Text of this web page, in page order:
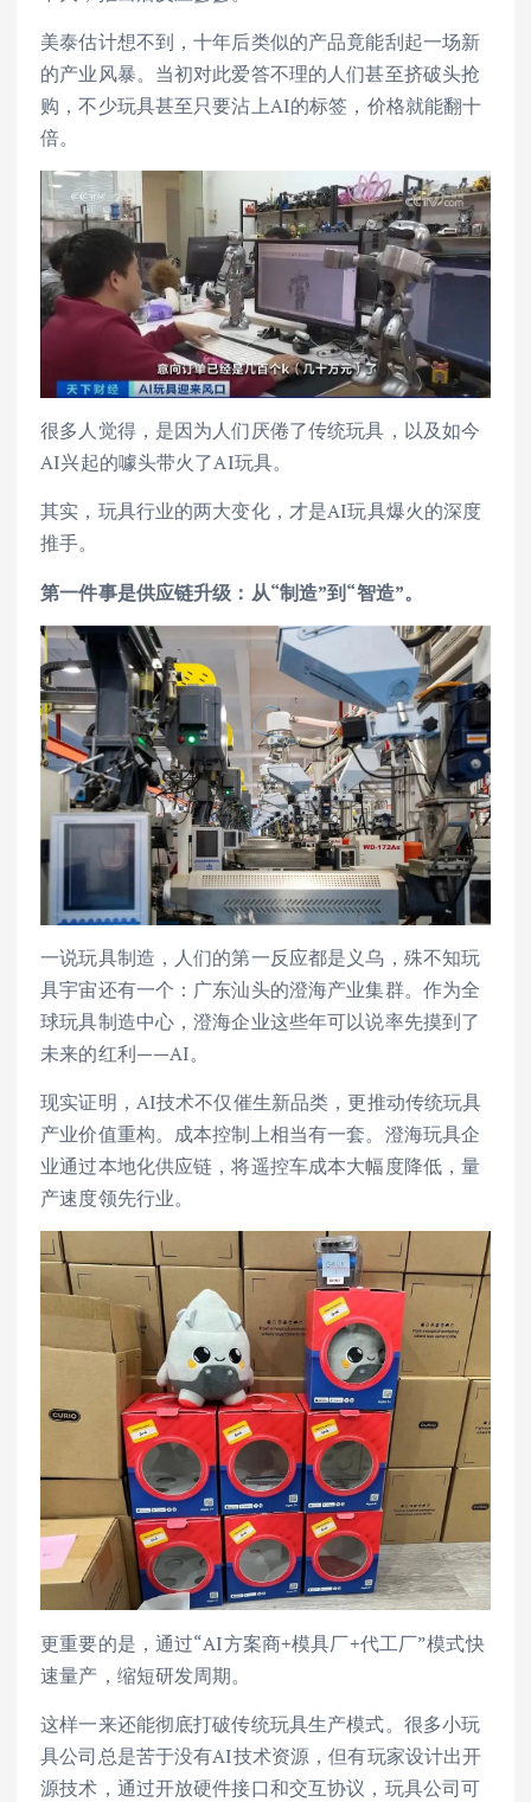
美泰估计想不到，十年后类似的产品竟能刮起一场新
的产业风暴。当初对此爱答不理的人们甚至挤破头抢
购，不少玩具甚至只要沾上AI的标签，价格就能翻十
倍。
很多人觉得，是因为人们厌倦了传统玩具，以及如今
AI兴起的噱头带火了AI玩具。
其实，玩具行业的两大变化，才是AI玩具爆火的深度
推手。
第一件事是供应链升级：从“制造”到“智造”。
一说玩具制造，人们的第一反应都是义乌，殊不知玩
具宇宙还有一个：广东汕头的澄海产业集群。作为全
球玩具制造中心，澄海企业这些年可以说率先摸到了
未来的红利——AI。
现实证明，AI技术不仅催生新品类，更推动传统玩具
产业价值重构。成本控制上相当有一套。澄海玩具企
业通过本地化供应链，将遥控车成本大幅度降低，量
产速度领先行业。
更重要的是，通过“AI方案商+模具厂+代工厂”模式快
速量产，缩短研发周期。
这样一来还能彻底打破传统玩具生产模式。很多小玩
具公司总是苦于没有AI技术资源，但有玩家设计出开
源技术，通过开放硬件接口和交互协议，玩具公司可